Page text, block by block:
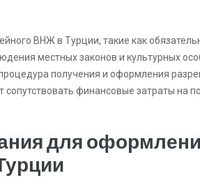
ВНЖ в Турции, такие как
местных законов и культурных
получения и оформления
финансовые затраты на
для